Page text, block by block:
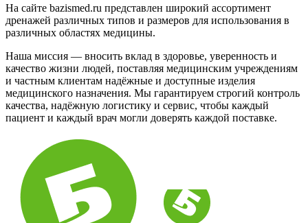
На сайте bazismed.ru представлен широкий ассортимент
дренажей различных типов и размеров для использования в
различных областях медицины.
Наша миссия — вносить вклад в здоровье, уверенность и
качество жизни людей, поставляя медицинским учреждениям
и частным клиентам надёжные и доступные изделия
медицинского назначения. Мы гарантируем строгий контроль
качества, надёжную логистику и сервис, чтобы каждый
пациент и каждый врач могли доверять каждой поставке.